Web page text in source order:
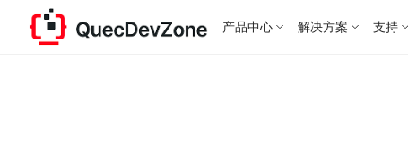
产品中心 解决方案 支持